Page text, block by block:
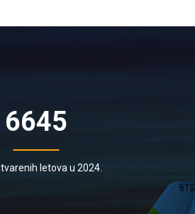
6645
letova u 2024.